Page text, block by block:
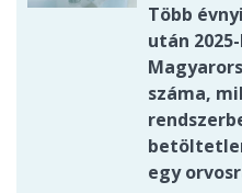
Több
után
száma,
egy